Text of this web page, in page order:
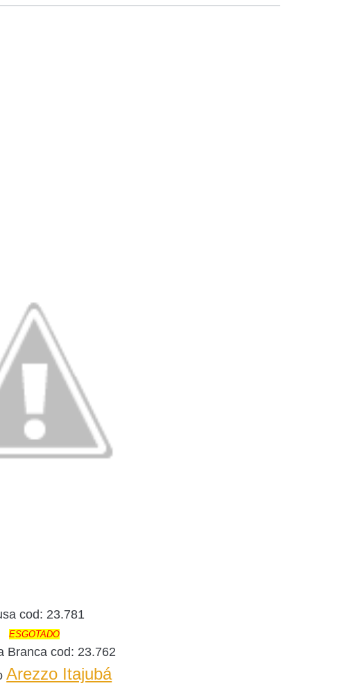
cod: 23.781
ESGOTADO
Branca cod: 23.762
Arezzo Itajubá